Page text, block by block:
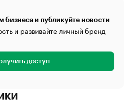
бизнеса и публикуйте новости
и развивайте личный бренд
доступ